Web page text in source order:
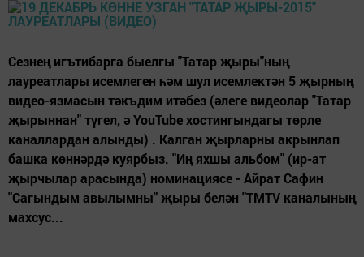
Сезнең игътибарга быелгы "Татар җыры"ның
лауреатлары исемлеген һәм шул исемлектән 5 җырның
видео-язмасын тәкъдим итәбез (әлеге видеолар "Татар
җырыннан" түгел, ә YouTube хостингындагы төрле
каналлардан алынды) . Калган җырларны акрынлап
башка көннәрдә куярбыз. "Иң яхшы альбом" (ир-ат
җырчылар арасында) номинациясе - Айрат Сафин
"Сагындым авылымны" җыры белән "TMTV каналының
махсус...